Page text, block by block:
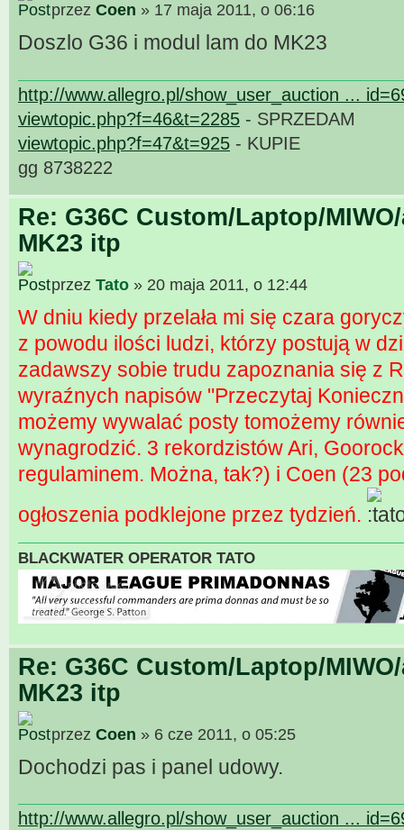
przez Coen » 17 maja 2011, o 06:16
Doszlo G36 i modul lam do MK23
http://www.allegro.pl/show_user_auction ...
viewtopic.php?f=46&t=2285 - SPRZEDAM
viewtopic.php?f=47&t=925 - KUPIE
gg 8738222
Re: G36C Custom/Laptop/
MK23 itp
przez Tato » 20 maja 2011, o 12:44
W dniu kiedy przelała mi się czara
z powodu ilości ludzi, którzy postują w
zadawszy sobie trudu zapoznania się z
wyraźnych napisów "Przeczytaj
możemy wywalać posty tomożemy
wynagrodzić. 3 rekordzistów Ari,
regulaminem. Można, tak?) i Coen (23
ogłoszenia podklejone przez tydzień.
BLACKWATER OPERATOR TATO
Re: G36C Custom/Laptop/
MK23 itp
przez Coen » 6 cze 2011, o 05:25
Dochodzi pas i panel udowy.
http://www.allegro.pl/show_user_auction ...